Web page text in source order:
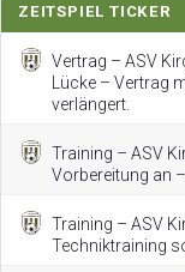
ZEITSPIEL TICKER
Vertrag – ASV
Lücke – Vertrag
verlängert.
Training – ASV
Vorbereitung an
Training – ASV
Techniktraining